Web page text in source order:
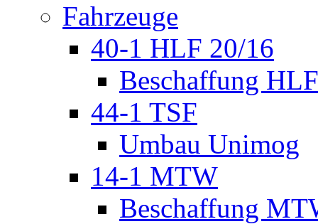
Fahrzeuge
40-1 HLF 20/16
Beschaffung HLF
44-1 TSF
Umbau Unimog
14-1 MTW
Beschaffung